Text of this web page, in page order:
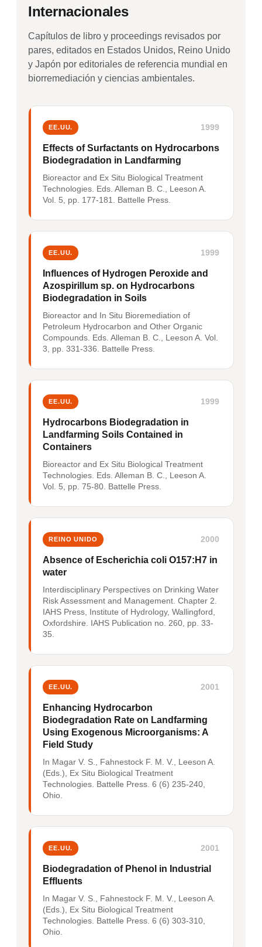
Internacionales
Capítulos de libro y proceedings revisados por
pares, editados en Estados Unidos, Reino Unido
y Japón por editoriales de referencia mundial en
biorremediación y ciencias ambientales.
EE.UU. 1999
Effects of Surfactants on Hydrocarbons
Biodegradation in Landfarming
Bioreactor and Ex Situ Biological Treatment
Technologies. Eds. Alleman B. C., Leeson A.
Vol. 5, pp. 177-181. Battelle Press.
EE.UU. 1999
Influences of Hydrogen Peroxide and
Azospirillum sp. on Hydrocarbons
Biodegradation in Soils
Bioreactor and In Situ Bioremediation of
Petroleum Hydrocarbon and Other Organic
Compounds. Eds. Alleman B. C., Leeson A. Vol.
3, pp. 331-336. Battelle Press.
EE.UU. 1999
Hydrocarbons Biodegradation in
Landfarming Soils Contained in
Containers
Bioreactor and Ex Situ Biological Treatment
Technologies. Eds. Alleman B. C., Leeson A.
Vol. 5, pp. 75-80. Battelle Press.
REINO UNIDO 2000
Absence of Escherichia coli O157:H7 in
water
Interdisciplinary Perspectives on Drinking Water
Risk Assessment and Management. Chapter 2.
IAHS Press, Institute of Hydrology, Wallingford,
Oxfordshire. IAHS Publication no. 260, pp. 33-
35.
EE.UU. 2001
Enhancing Hydrocarbon
Biodegradation Rate on Landfarming
Using Exogenous Microorganisms: A
Field Study
In Magar V. S., Fahnestock F. M. V., Leeson A.
(Eds.), Ex Situ Biological Treatment
Technologies. Battelle Press. 6 (6) 235-240,
Ohio.
EE.UU. 2001
Biodegradation of Phenol in Industrial
Effluents
In Magar V. S., Fahnestock F. M. V., Leeson A.
(Eds.), Ex Situ Biological Treatment
Technologies. Battelle Press. 6 (6) 303-310,
Ohio.